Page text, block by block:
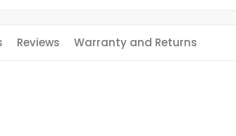
Reviews Warranty and Returns